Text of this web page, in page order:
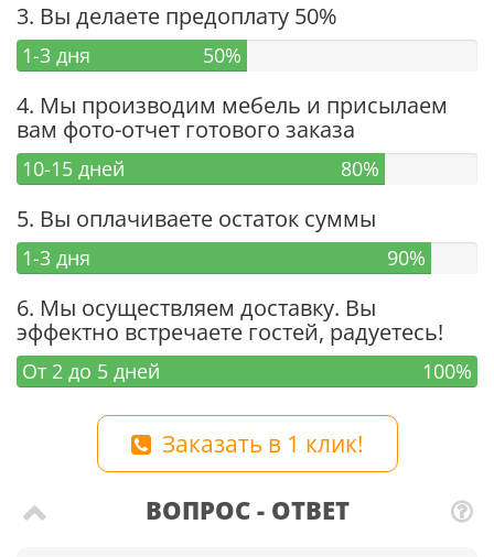
3. Вы делаете предоплату 50%
1-3 дня 50%
4. Мы производим мебель и присылаем
вам фото-отчет готового заказа
10-15 дней 80%
5. Вы оплачиваете остаток суммы
1-3 дня 90%
6. Мы осуществляем доставку. Вы
эффектно встречаете гостей, радуетесь!
От 2 до 5 дней 100%
Заказать в 1 клик!
ВОПРОС - ОТВЕТ